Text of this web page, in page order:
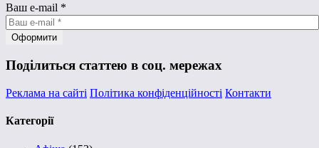
Ваш e-mail *
Поділиться статтею в соц. мережах
Реклама на сайті Політика конфіденційності Контакти
Категорії